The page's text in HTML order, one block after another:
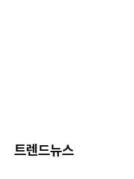
트렌드뉴스